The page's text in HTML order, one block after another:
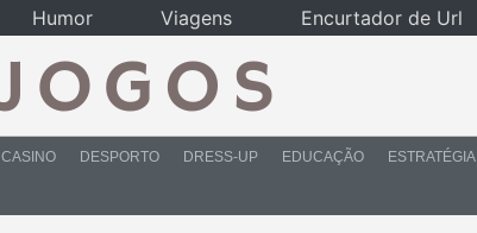
CASINO DESPORTO DRESS-UP EDUCAÇÃO ESTRATÉGIA
Humor Viagens Encurtador de Url